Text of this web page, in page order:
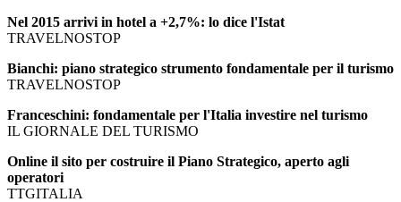
Nel 2015 arrivi in hotel a +2,7%: lo dice l'Istat
TRAVELNOSTOP
Bianchi: piano strategico strumento fondamentale per il turismo
TRAVELNOSTOP
Franceschini: fondamentale per l'Italia investire nel turismo
IL GIORNALE DEL TURISMO
Online il sito per costruire il Piano Strategico, aperto agli
operatori
TTGITALIA